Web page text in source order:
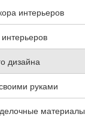
интерьеров
дизайна
руками
материалы